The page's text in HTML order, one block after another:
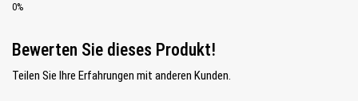
0%
Bewerten Sie dieses Produkt!
Teilen Sie Ihre Erfahrungen mit anderen Kunden.